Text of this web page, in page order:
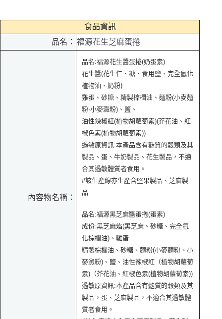
食品資訊
品名： 福源花生芝麻蛋捲
內容物名稱：
品名:福源花生醬蛋捲(奶蛋素)
花生醬(花生仁、糖、食用鹽、完全氫化
植物油、奶粉)
雞蛋、砂糖、精製棕欄油、麵粉(小麥麵
粉·小麥澱粉)、鹽、
油性辣椒紅(植物胡蘿蔔素)(芥花油、紅
椒色素(植物胡蘿蔔素))
過敏原資訊:本產品含有麩質的穀類及其
製品、蛋、牛奶製品、花生製品，不適
合其過敏體質者食用。
#該生產線亦生產含堅果製品、芝麻製
品
品名:福源黑芝麻醬蛋捲(蛋素)
成份:黑芝麻焰(黑芝麻、砂糖、完全氫
化棕櫚油)、雞蛋
精製棕櫚油、砂糖、麵粉(小麥麵粉、小
麥澱粉)、鹽、油性辣椒紅（植物胡蘿蔔
素)（芥花油、紅椒色素(植物胡蘿蔔素))
過敏原資訊:本產品含有麩質的穀類及其
製品，蛋、芝麻製品，不適合其過敏體
質者食用。